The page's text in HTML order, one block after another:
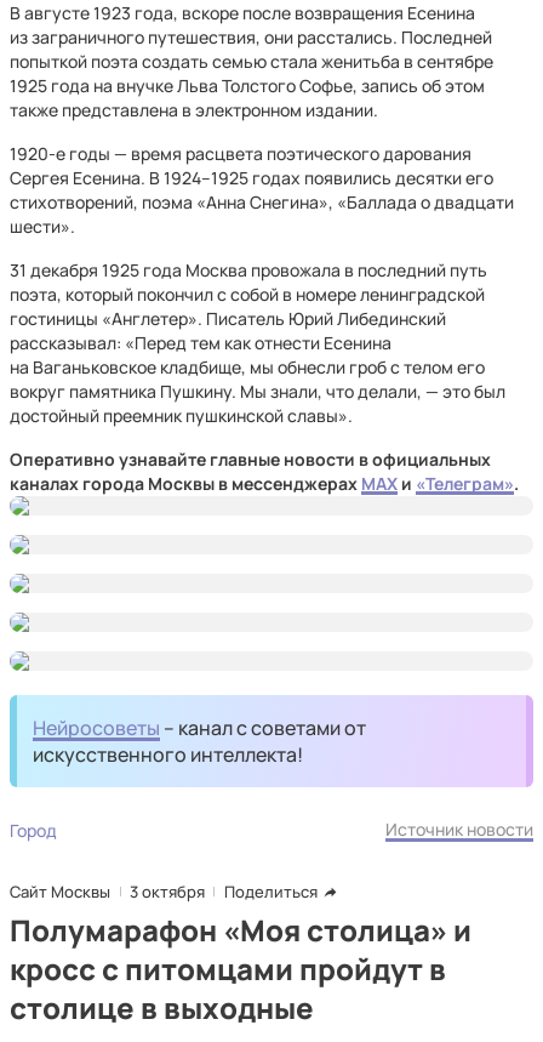
В августе 1923 года, вскоре после возвращения Есенина
из заграничного путешествия, они расстались. Последней
попыткой поэта создать семью стала женитьба в сентябре
1925 года на внучке Льва Толстого Софье, запись об этом
также представлена в электронном издании.
1920-е годы — время расцвета поэтического дарования
Сергея Есенина. В 1924–1925 годах появились десятки его
стихотворений, поэма «Анна Снегина», «Баллада о двадцати
шести».
31 декабря 1925 года Москва провожала в последний путь
поэта, который покончил с собой в номере ленинградской
гостиницы «Англетер». Писатель Юрий Либединский
рассказывал: «Перед тем как отнести Есенина
на Ваганьковское кладбище, мы обнесли гроб с телом его
вокруг памятника Пушкину. Мы знали, что делали, — это был
достойный преемник пушкинской славы».
Оперативно узнавайте главные новости в официальных
каналах города Москвы в мессенджерах MAX и «Телеграм».
Нейросоветы – канал с советами от
искусственного интеллекта!
Город Источник новости
Сайт Москвы 3 октября Поделиться
Полумарафон «Моя столица» и
кросс с питомцами пройдут в
столице в выходные